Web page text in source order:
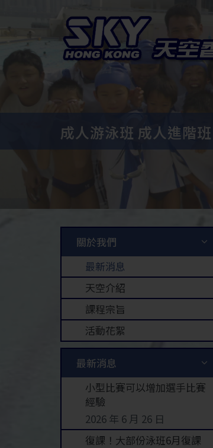
成人游泳班 成人進階
關於我們
最新消息
天空介紹
課程宗旨
活動花絮
最新消息
小型比賽可以增加選手比賽
經驗
2026 年 6 月 26 日
復課！大部份泳班6月復課